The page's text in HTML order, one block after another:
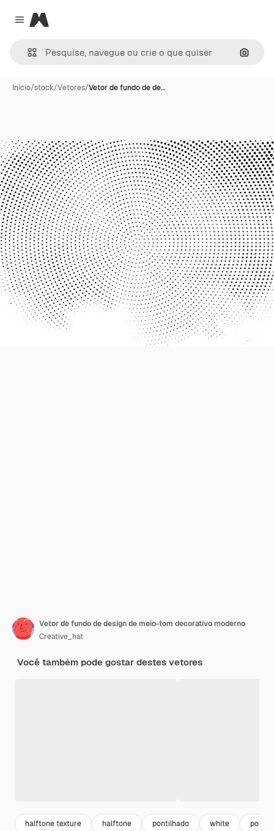
Close menu
Magnific
Início/stock/Vetores/Vetor de fundo de de…
Vetor de fundo de design de meio-tom decorativo moderno
Creative_hat
Você também pode gostar destes vetores
halftone texture halftone pontilhado white pontos